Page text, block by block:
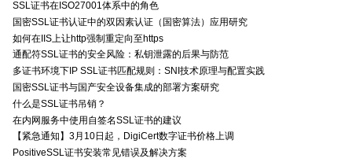
SSL证书在ISO27001体系中的角色
国密SSL证书认证中的双因素认证（国密算法）应用研究
如何在IIS上让http强制重定向至https
通配符SSL证书的安全风险：私钥泄露的后果与防范
多证书环境下IP SSL证书匹配规则：SNI技术原理与配置实践
国密SSL证书与国产安全设备集成的部署方案研究
什么是SSL证书吊销？
在内网服务中使用自签名SSL证书的建议
【紧急通知】3月10日起，DigiCert数字证书价格上调
PositiveSSL证书安装常见错误及解决方案